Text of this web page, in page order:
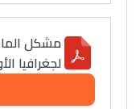
مشكل
لجغرافيا